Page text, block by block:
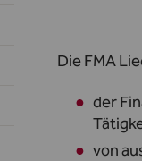
Die FMA
der
von